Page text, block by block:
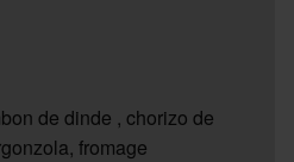
de dinde , chorizo de
fromage